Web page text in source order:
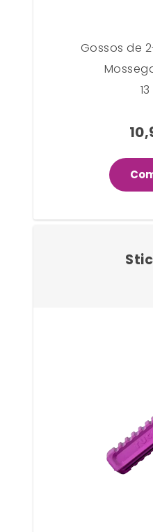
Gossos de